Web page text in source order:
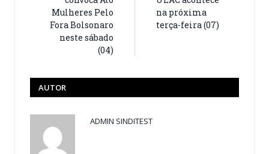
Mulheres Pelo
Fora Bolsonaro
neste sábado
(04)
na próxima
terça-feira (07)
AUTOR
ADMIN SINDITEST